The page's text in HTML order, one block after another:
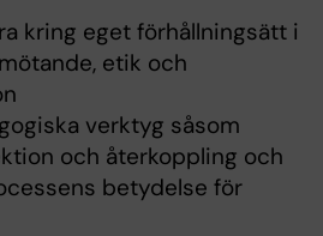
kring eget förhållningsätt i
etik och
verktyg såsom
och återkoppling och
betydelse för